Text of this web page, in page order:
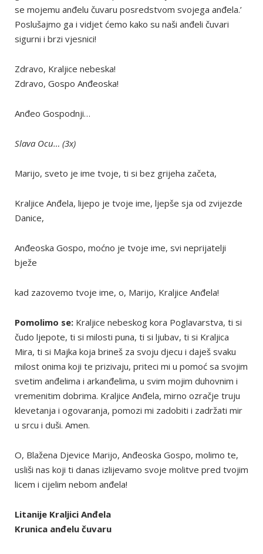
se mojemu anđelu čuvaru posredstvom svojega anđela.’
Poslušajmo ga i vidjet ćemo kako su naši anđeli čuvari
sigurni i brzi vjesnici!
Zdravo, Kraljice nebeska!
Zdravo, Gospo Anđeoska!
Anđeo Gospodnji…
Slava Ocu… (3x)
Marijo, sveto je ime tvoje, ti si bez grijeha začeta,
Kraljice Anđela, lijepo je tvoje ime, ljepše sja od zvijezde
Danice,
Anđeoska Gospo, moćno je tvoje ime, svi neprijatelji
bježe
kad zazovemo tvoje ime, o, Marijo, Kraljice Anđela!
Pomolimo se: Kraljice nebeskog kora Poglavarstva, ti si
čudo ljepote, ti si milosti puna, ti si ljubav, ti si Kraljica
Mira, ti si Majka koja brineš za svoju djecu i daješ svaku
milost onima koji te prizivaju, priteci mi u pomoć sa svojim
svetim anđelima i arkanđelima, u svim mojim duhovnim i
vremenitim dobrima. Kraljice Anđela, mirno ozračje truju
klevetanja i ogovaranja, pomozi mi zadobiti i zadržati mir
u srcu i duši. Amen.
O, Blažena Djevice Marijo, Anđeoska Gospo, molimo te,
usliši nas koji ti danas izlijevamo svoje molitve pred tvojim
licem i cijelim nebom anđela!
Litanije Kraljici Anđela
Krunica anđelu čuvaru